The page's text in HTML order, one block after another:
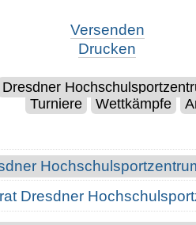
Versenden
Drucken
Dresdner
Turniere
Wettkämpfe
Dresdner